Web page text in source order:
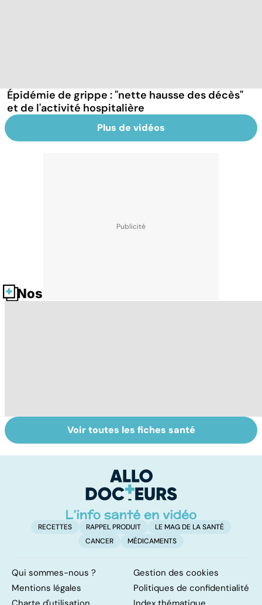
Épidémie de grippe : "nette hausse des décès"
et de l'activité hospitalière
Plus de vidéos
Nos fiches santé
Tout savoir sur
les infections
Tout savoir sur
les maux du froid
Voir toutes les fiches santé
RECETTES RAPPEL PRODUIT
LE MAG DE LA SANTÉ
CANCER
MÉDICAMENTS
Qui sommes-nous ?
Gestion des cookies
Mentions légales
Politiques de confidentialité